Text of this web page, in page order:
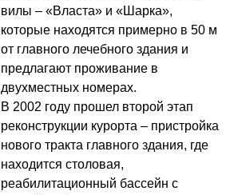
вилы – «Власта» и «Шарка»,
которые находятся примерно в 50 м
от главного лечебного здания и
предлагают проживание в
двухместных номерах.
В 2002 году прошел второй этап
реконструкции курорта – пристройка
нового тракта главного здания, где
находится столовая,
реабилитационный бассейн с